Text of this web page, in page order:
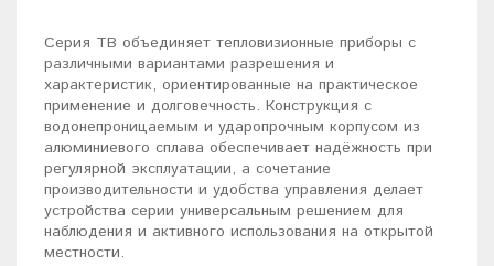
Серия TB объединяет тепловизионные приборы с
различными вариантами разрешения и
характеристик, ориентированные на практическое
применение и долговечность. Конструкция с
водонепроницаемым и ударопрочным корпусом из
алюминиевого сплава обеспечивает надёжность при
регулярной эксплуатации, а сочетание
производительности и удобства управления делает
устройства серии универсальным решением для
наблюдения и активного использования на открытой
местности.